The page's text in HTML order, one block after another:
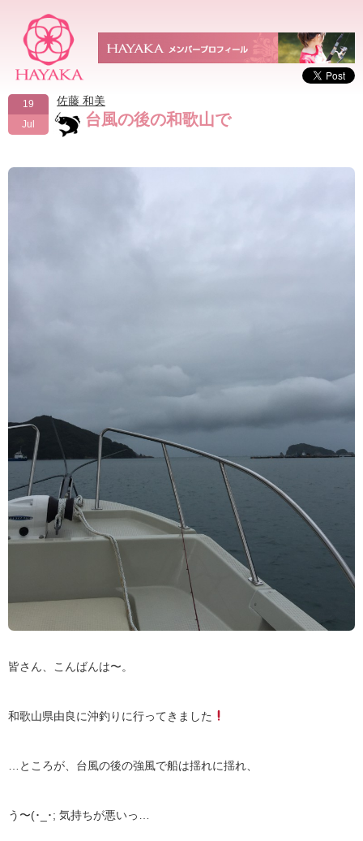
19
Jul
佐藤 和美
台風の後の和歌山で
皆さん、こんばんは〜。
和歌山県由良に沖釣りに行ってきました
…ところが、台風の後の強風で船は揺れに揺れ、
う〜(･_･; 気持ちが悪いっ…